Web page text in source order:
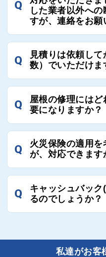
まだまだそのような業
ますので、是非屋根コ
屋根コネクトにて定期
し、そこで評価の低か
根コネクトの判断によ
優良業者のみをご紹介
心と信頼を維持してお
Q
した業者以外へ
すが、連絡をお願
屋根コネクトにお任せ
工事業者へのお断りも
れる必要はございませ
談ください。
Q
見積りは依頼し
数）でいただけま
工事業者にもよります
週間前後にはお届けで
ご連絡いただき、屋根
業者へ状況確認の連絡
いたしますので、お気
Q
屋根の修理には
要になりますか？
工事業者の状況や屋根
って工事期間は変わり
また、急ぎの場合など
にご協力いたしますの
り期間を短縮できる状
だきます。
Q
火災保険の適用
が、対応できます
風災補償を適用される
Q
キャッシュバッ
るのでしょうか？
了しましたら、キャ
に各項目を入力いただ
私達がお客